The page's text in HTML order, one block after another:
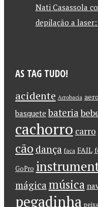
Nati Casassola
depilação a
AS TAG TUDO!
acidente Acrobacia
basquete bateria
cachorro carro
cão dança faca FAIL
GoPro
mágica música
pegadinha